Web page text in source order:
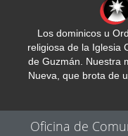
Los dominicos u
religiosa de la Iglesia
de Guzmán. Nuestra
Nueva, que brota de
Oficina de